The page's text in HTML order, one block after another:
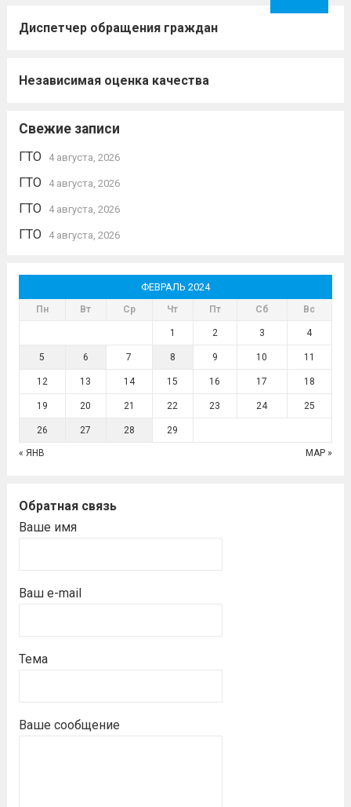
Диспетчер обращения граждан
Независимая оценка качества
Свежие записи
ГТО 4 августа, 2026
ГТО 4 августа, 2026
ГТО 4 августа, 2026
ГТО 4 августа, 2026
ФЕВРАЛЬ 2024
Пн Вт Ср Чт Пт Сб Вс
1 2 3 4
5 6 7 8 9 10 11
12 13 14 15 16 17 18
19 20 21 22 23 24 25
26 27 28 29
« ЯНВ МАР »
Обратная связь
Ваше имя
Ваш e-mail
Тема
Ваше сообщение